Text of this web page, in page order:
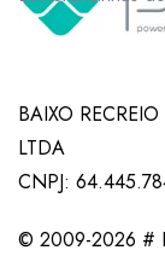
BAIXO
LTDA
CNPJ:
© 2009-2026 #